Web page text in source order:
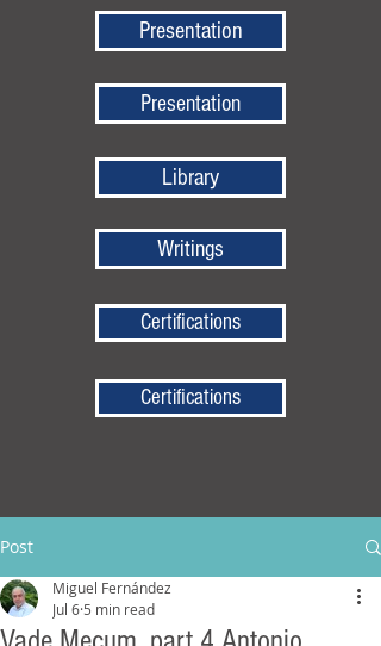
Presentation
Presentation
Library
Writings
Certifications
Certifications
Post
Miguel Fernández
Jul 6 5 min read